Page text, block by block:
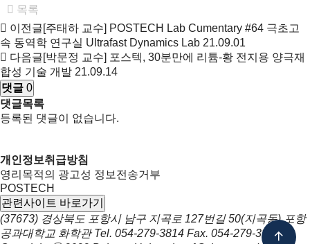
목록
이전글[주태하 교수] POSTECH Lab Cumentary #64 극초고
속 동역학 연구실 Ultrafast Dynamics Lab 21.09.01
다음글[박문정 교수] 포스텍, 30분만에 리튬-황 전지용 양극재
합성 기술 개발 21.09.14
댓글 0
댓글목록
등록된 댓글이 없습니다.
개인정보취급방침
영리목적의 광고성 정보전송거부
POSTECH
관련사이트 바로가기
(37673) 경상북도 포항시 남구 지곡로 127번길 50(지곡동) 포항
공과대학교 화학관 Tel. 054-279-3814 Fax. 054-279-3399